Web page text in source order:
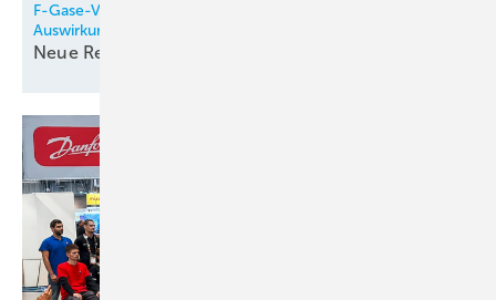
F-Gase-Verordnung und PFAS-Verbot: Ihre Inhalte und
Auswirkungen – Teil 2
Neue Regeln, neue